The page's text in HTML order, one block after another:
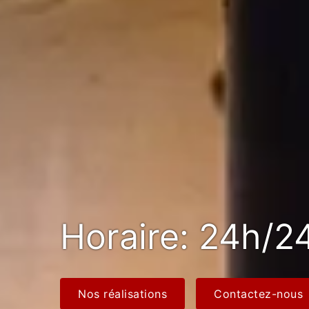
Horaire: 24h/
Nos réalisations Contactez-nous